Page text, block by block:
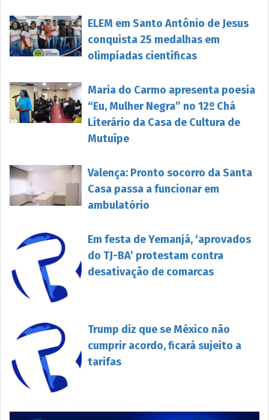
ELEM em Santo Antônio de Jesus
conquista 25 medalhas em
olimpíadas científicas
Maria do Carmo apresenta poesia
“Eu, Mulher Negra” no 12º Chá
Literário da Casa de Cultura de
Mutuípe
Valença: Pronto socorro da Santa
Casa passa a funcionar em
ambulatório
Em festa de Yemanjá, ‘aprovados
do TJ-BA’ protestam contra
desativação de comarcas
Trump diz que se México não
cumprir acordo, ficará sujeito a
tarifas